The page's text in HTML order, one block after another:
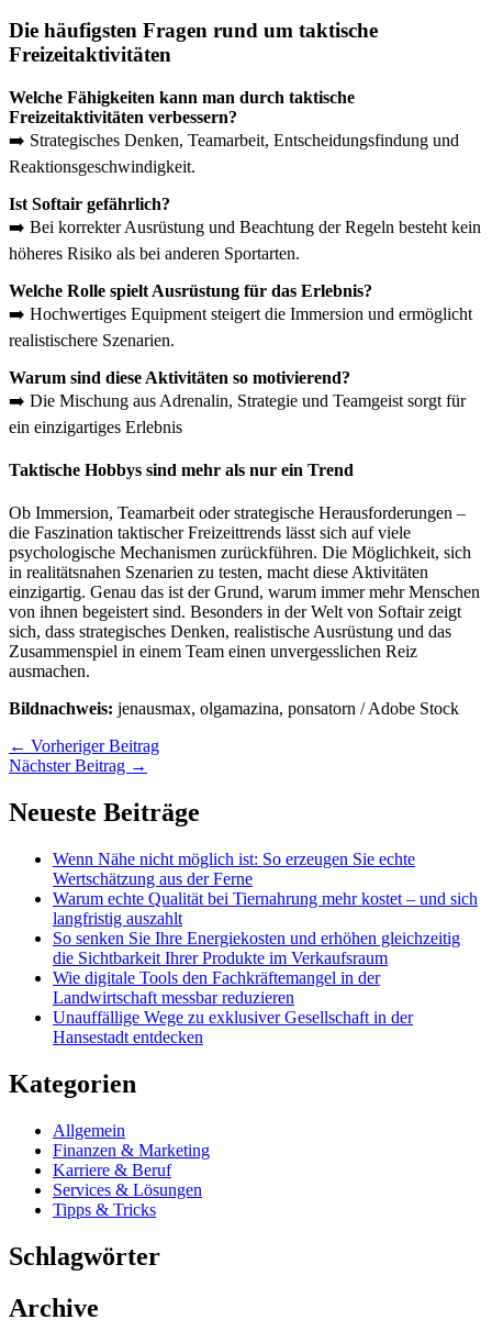
Die häufigsten Fragen rund um taktische
Freizeitaktivitäten
Welche Fähigkeiten kann man durch taktische
Freizeitaktivitäten verbessern?
➡️ Strategisches Denken, Teamarbeit, Entscheidungsfindung und
Reaktionsgeschwindigkeit.
Ist Softair gefährlich?
➡️ Bei korrekter Ausrüstung und Beachtung der Regeln besteht kein
höheres Risiko als bei anderen Sportarten.
Welche Rolle spielt Ausrüstung für das Erlebnis?
➡️ Hochwertiges Equipment steigert die Immersion und ermöglicht
realistischere Szenarien.
Warum sind diese Aktivitäten so motivierend?
➡️ Die Mischung aus Adrenalin, Strategie und Teamgeist sorgt für
ein einzigartiges Erlebnis
Taktische Hobbys sind mehr als nur ein Trend
Ob Immersion, Teamarbeit oder strategische Herausforderungen –
die Faszination taktischer Freizeittrends lässt sich auf viele
psychologische Mechanismen zurückführen. Die Möglichkeit, sich
in realitätsnahen Szenarien zu testen, macht diese Aktivitäten
einzigartig. Genau das ist der Grund, warum immer mehr Menschen
von ihnen begeistert sind. Besonders in der Welt von Softair zeigt
sich, dass strategisches Denken, realistische Ausrüstung und das
Zusammenspiel in einem Team einen unvergesslichen Reiz
ausmachen.
Bildnachweis: jenausmax, olgamazina, ponsatorn / Adobe Stock
← Vorheriger Beitrag
Nächster Beitrag →
Neueste Beiträge
Wenn Nähe nicht möglich ist: So erzeugen Sie echte
Wertschätzung aus der Ferne
Warum echte Qualität bei Tiernahrung mehr kostet – und sich
langfristig auszahlt
So senken Sie Ihre Energiekosten und erhöhen gleichzeitig
die Sichtbarkeit Ihrer Produkte im Verkaufsraum
Wie digitale Tools den Fachkräftemangel in der
Landwirtschaft messbar reduzieren
Unauffällige Wege zu exklusiver Gesellschaft in der
Hansestadt entdecken
Kategorien
Allgemein
Finanzen & Marketing
Karriere & Beruf
Services & Lösungen
Tipps & Tricks
Schlagwörter
Archive